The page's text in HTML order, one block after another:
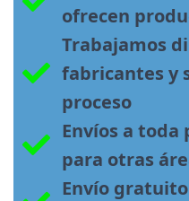
ofrecen
Trabajamos
fabricantes y
proceso
Envíos a toda
para otras
Envío